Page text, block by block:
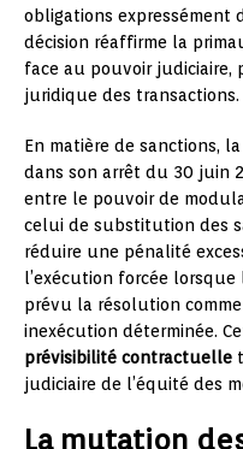
obligations expressément
décision réaffirme la
face au pouvoir judiciaire,
juridique des transactions.
En matière de sanctions,
dans son arrêt du 30 juin
entre le pouvoir de
celui de substitution des
réduire une pénalité
l’exécution forcée
prévu la résolution
inexécution déterminée.
prévisibilité contractuelle
judiciaire de l’équité des
La mutation